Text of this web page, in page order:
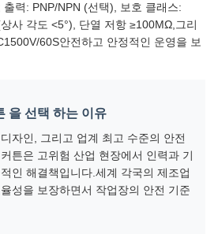
력: PNP/NPN (선택), 보호 클래스:
사 각도 <5°), 단열 저항 ≥100MΩ,그리
60S안전하고 안정적인 운영을 보
을 선택 하는 이유
자인, 그리고 업계 최고 수준의 안전
튼은 고위험 산업 현장에서 인력과 기
인 해결책입니다.세계 각국의 제조업
성을 보장하면서 작업장의 안전 기준